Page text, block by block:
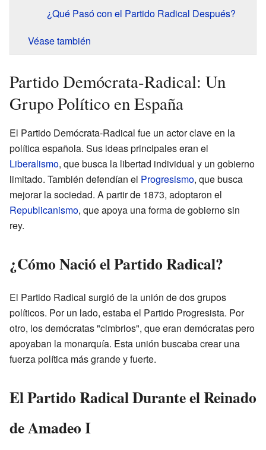
¿Qué Pasó con el Partido Radical Después?
Véase también
Partido Demócrata-Radical: Un
Grupo Político en España
El Partido Demócrata-Radical fue un actor clave en la
política española. Sus ideas principales eran el
Liberalismo, que busca la libertad individual y un gobierno
limitado. También defendían el Progresismo, que busca
mejorar la sociedad. A partir de 1873, adoptaron el
Republicanismo, que apoya una forma de gobierno sin
rey.
¿Cómo Nació el Partido Radical?
El Partido Radical surgió de la unión de dos grupos
políticos. Por un lado, estaba el Partido Progresista. Por
otro, los demócratas "cimbrios", que eran demócratas pero
apoyaban la monarquía. Esta unión buscaba crear una
fuerza política más grande y fuerte.
El Partido Radical Durante el Reinado
de Amadeo I